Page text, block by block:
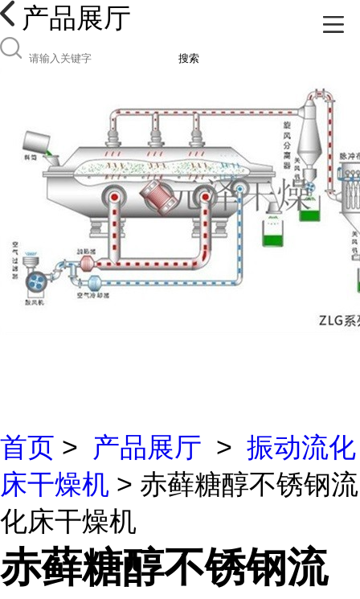
产品展厅
搜索
首页 > 产品展厅 > 振动流化
床干燥机 > 赤藓糖醇不锈钢流
化床干燥机
赤藓糖醇不锈钢流